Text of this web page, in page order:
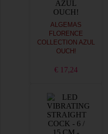
ALGEMAS
FLORENCE
COLLECTION AZUL
OUCH!
€ 17,24